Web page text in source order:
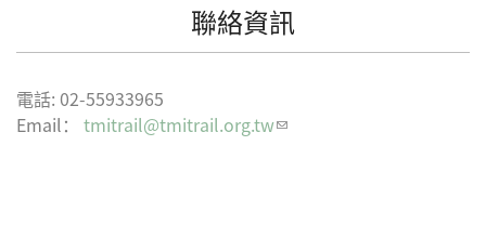
聯絡資訊
電話: 02-55933965
Email： tmitrail@tmitrail.org.tw(link sends e-mail)